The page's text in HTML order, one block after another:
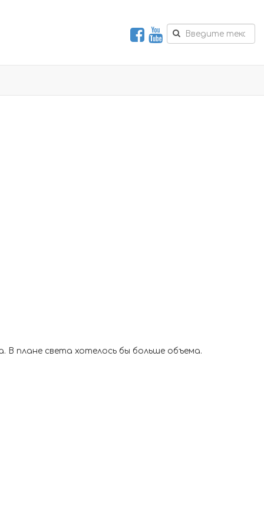
В плане света хотелось бы больше объема.